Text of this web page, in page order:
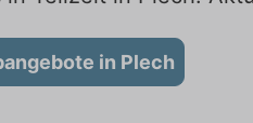
in Plech